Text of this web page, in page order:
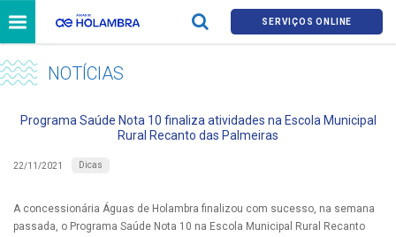
SERVIÇOS ONLINE
NOTÍCIAS
Programa Saúde Nota 10 finaliza atividades na Escola Municipal
Rural Recanto das Palmeiras
22/11/2021 Dicas
A concessionária Águas de Holambra finalizou com sucesso, na semana
passada, o Programa Saúde Nota 10 na Escola Municipal Rural Recanto